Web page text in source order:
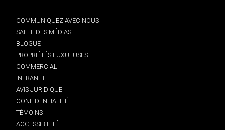
COMMUNIQUEZ AVEC NOUS
SALLE DES MÉDIAS
BLOGUE
PROPRIÉTÉS LUXUEUSES
COMMERCIAL
INTRANET
AVIS JURIDIQUE
CONFIDENTIALITÉ
TÉMOINS
ACCESSIBILITÉ